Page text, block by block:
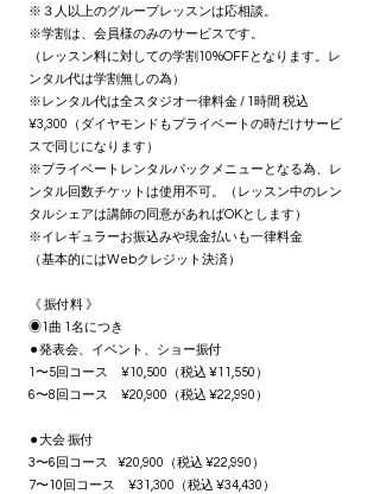
※３人以上のグループレッスンは応相談。
​※学割は、会員様のみのサービスです。
（レッスン料に対しての学割10%OFFとなります。レ
ンタル代は学割無しの為）
※レンタル代は全スタジオ一律料金 / 1時間 税込
¥3,300（ダイヤモンドもプライベートの時だけサービ
スで同じになります）
※プライベートレンタルパックメニューとなる為、レ
ンタル回数チケットは使用不可。（レッスン中のレン
タルシェアは講師の同意があればOKとします）
※イレギュラーお振込みや現金払いも一律料金
（基本的にはWebクレジット決済）
《 振付料 》
◉1曲 1名につき
⚫︎発表会、イベント、ショー振付
1〜5回コース ¥10,500（税込 ¥11,550）
6〜8回コース ¥20,900（税込 ¥22,990）
⚫︎大会 振付
3〜6回コース ¥20,900（税込 ¥22,990）
7〜10回コース ¥31,300（税込 ¥34,430）